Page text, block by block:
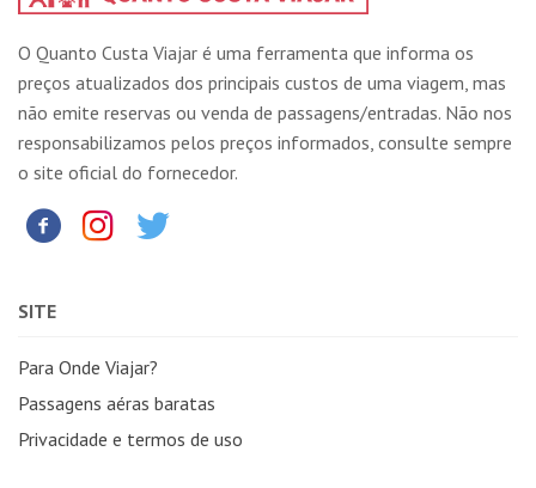
O Quanto Custa Viajar é uma ferramenta que informa os
preços atualizados dos principais custos de uma viagem, mas
não emite reservas ou venda de passagens/entradas. Não nos
responsabilizamos pelos preços informados, consulte sempre
o site oficial do fornecedor.
SITE
Para Onde Viajar?
Passagens aéras baratas
Privacidade e termos de uso